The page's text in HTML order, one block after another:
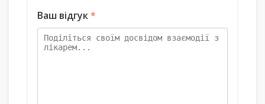
Ваш відгук*